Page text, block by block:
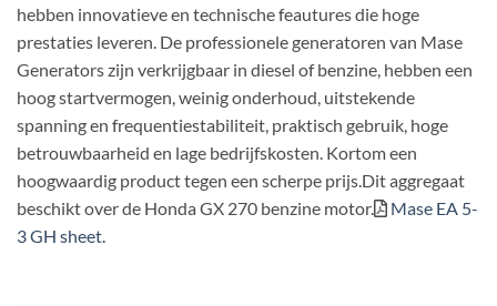
hebben innovatieve en technische feautures die hoge
prestaties leveren. De professionele generatoren van Mase
Generators zijn verkrijgbaar in diesel of benzine, hebben een
hoog startvermogen, weinig onderhoud, uitstekende
spanning en frequentiestabiliteit, praktisch gebruik, hoge
betrouwbaarheid en lage bedrijfskosten. Kortom een
hoogwaardig product tegen een scherpe prijs.Dit aggregaat
beschikt over de Honda GX 270 benzine motor.
Mase EA 5-
3 GH sheet.